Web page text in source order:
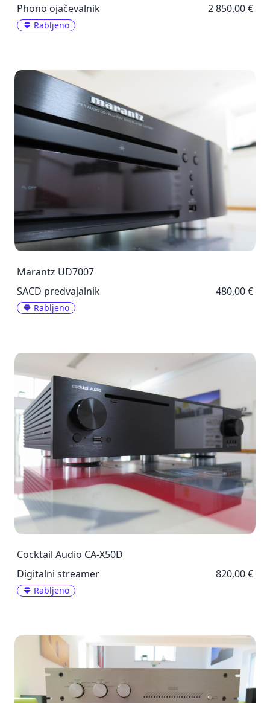
Phono ojačevalnik 2 850,00 €
Rabljeno
Marantz UD7007
SACD predvajalnik
480,00 €
Rabljeno
Cocktail Audio CA-X50D
Digitalni streamer
820,00 €
Rabljeno